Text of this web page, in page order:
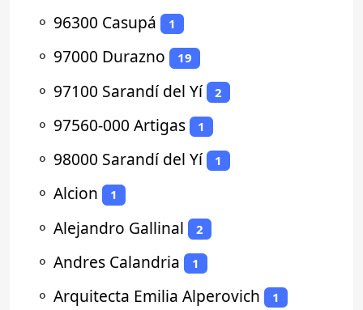
⚬ 96300 Casupá 1
⚬ 97000 Durazno 19
⚬ 97100 Sarandí del Yí 2
⚬ 97560-000 Artigas 1
⚬ 98000 Sarandí del Yí 1
⚬ Alcion 1
⚬ Alejandro Gallinal 2
⚬ Andres Calandria 1
⚬ Arquitecta Emilia Alperovich 1